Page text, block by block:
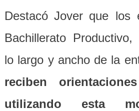
Destacó Jover que los
Bachillerato Productivo,
lo largo y ancho de la
reciben orientaciones
utilizando esta